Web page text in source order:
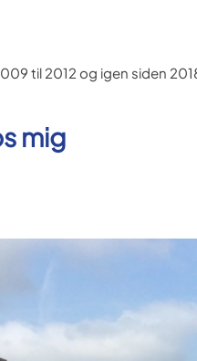
til 2012 og igen siden
mig